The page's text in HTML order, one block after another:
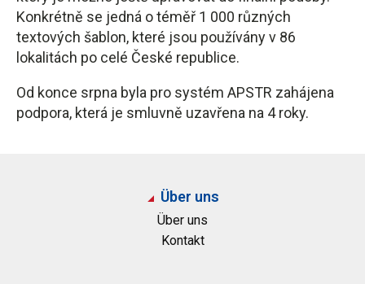
Konkrétně se jedná o téměř 1 000 různých
textových šablon, které jsou používány v 86
lokalitách po celé České republice.
Od konce srpna byla pro systém APSTR zahájena
podpora, která je smluvně uzavřena na 4 roky.
Über uns
Über uns
Kontakt